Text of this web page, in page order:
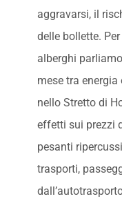
aggravarsi, il
delle bollette.
alberghi
mese tra
nello Stretto di
effetti sui prezzi
pesanti
trasporti,